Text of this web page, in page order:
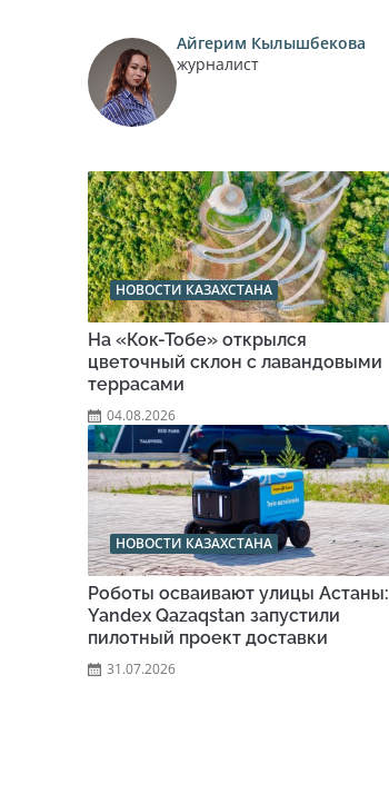
Айгерим Кылышбекова
журналист
НОВОСТИ КАЗАХСТАНА
На «Кок-Тобе» открылся
цветочный склон с лавандовыми
террасами
04.08.2026
НОВОСТИ КАЗАХСТАНА
Роботы осваивают улицы Астаны:
Yandex Qazaqstan запустили
пилотный проект доставки
31.07.2026